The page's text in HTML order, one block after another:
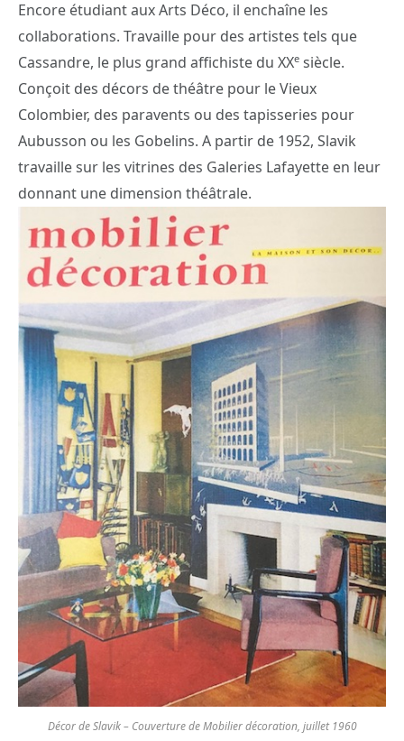
Encore étudiant aux Arts Déco, il enchaîne les
collaborations. Travaille pour des artistes tels que
Cassandre, le plus grand affichiste du XXe siècle.
Conçoit des décors de théâtre pour le Vieux
Colombier, des paravents ou des tapisseries pour
Aubusson ou les Gobelins. A partir de 1952, Slavik
travaille sur les vitrines des Galeries Lafayette en leur
donnant une dimension théâtrale.
Décor de Slavik – Couverture de Mobilier décoration, juillet 1960